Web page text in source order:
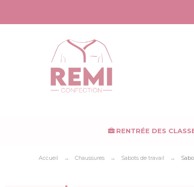
RENTRÉE DES
Accueil Chaussures Sabots de travail